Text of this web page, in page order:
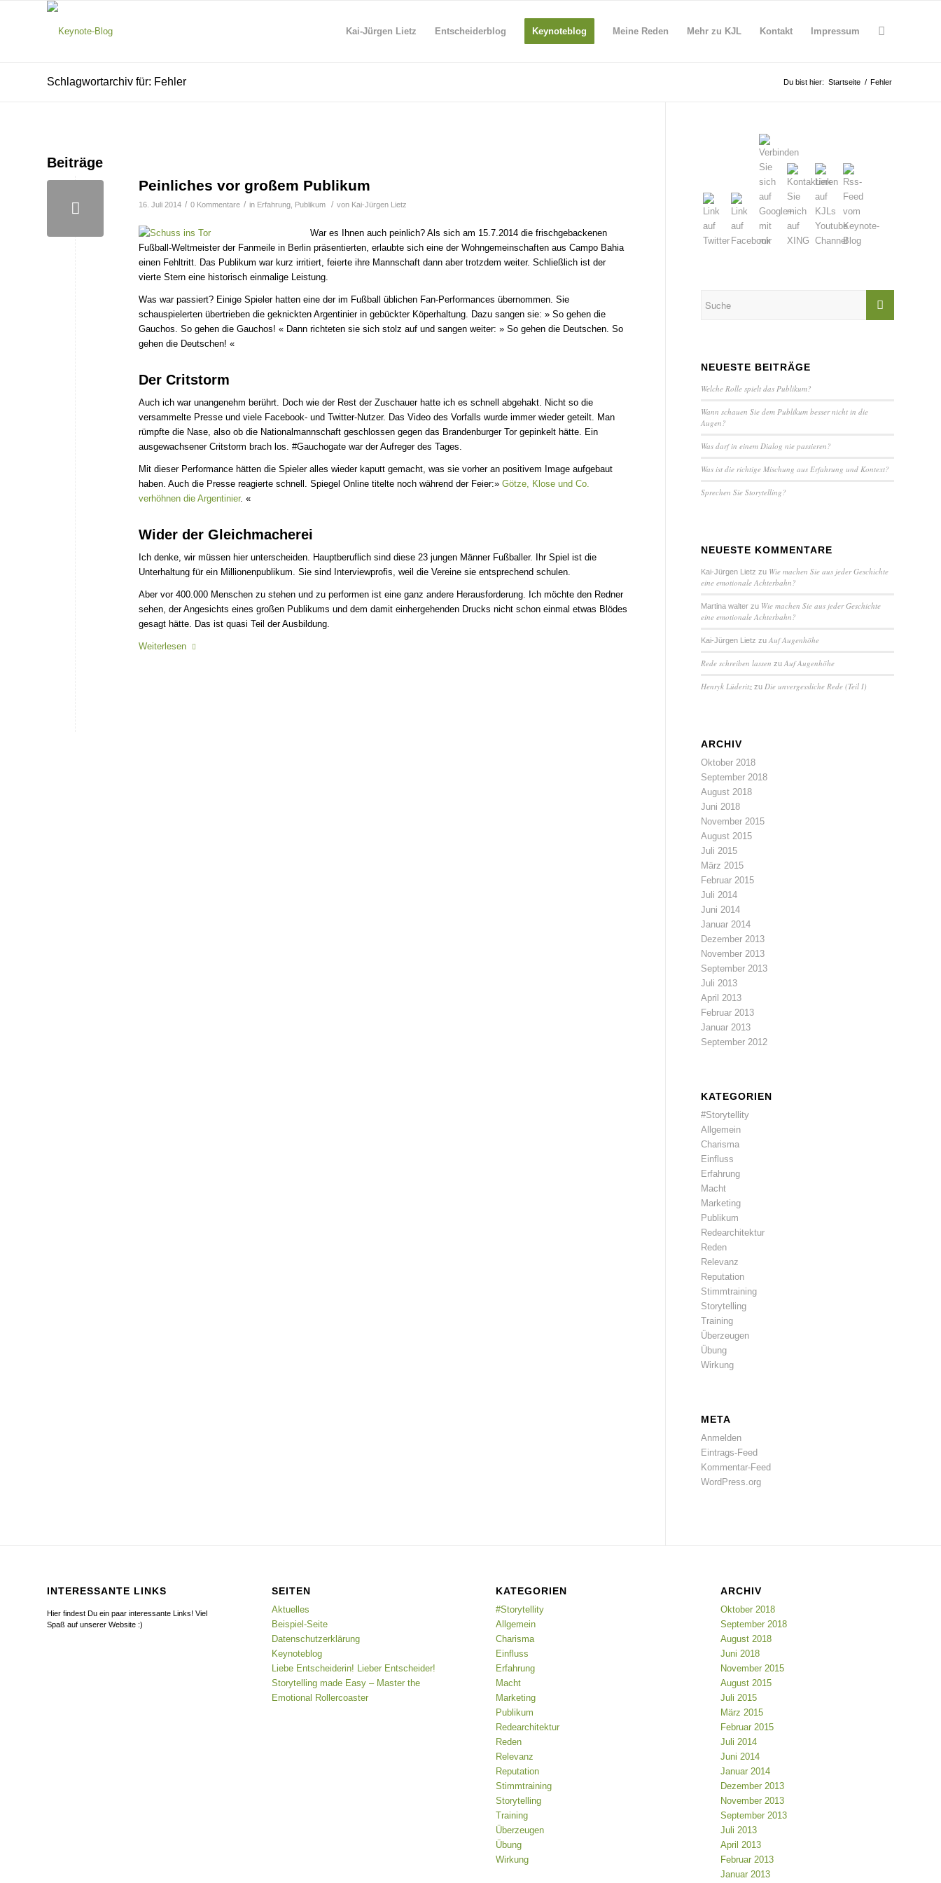
Kai-Jürgen Lietz Entscheiderblog Keynoteblog Meine Reden Mehr zu KJL Kontakt Impressum
Schlagwortarchiv für: Fehler Du bist hier: Startseite / Fehler
Beiträge
Peinliches vor großem Publikum
16. Juli 2014 / 0 Kommentare / in Erfahrung Publikum / von Kai-Jürgen Lietz
War es Ihnen auch peinlich? Als sich am 15.7.2014 die frischgebackenen
Fußball-Weltmeister der Fanmeile in Berlin präsentierten, erlaubte sich eine der Wohngemeinschaften aus Campo Bahia
einen Fehltritt. Das Publikum war kurz irritiert, feierte ihre Mannschaft dann aber trotzdem weiter. Schließlich ist der
vierte Stern eine historisch einmalige Leistung.
Was war passiert? Einige Spieler hatten eine der im Fußball üblichen Fan-Performances übernommen. Sie
schauspielerten übertrieben die geknickten Argentinier in gebückter Köperhaltung. Dazu sangen sie: » So gehen die
Gauchos. So gehen die Gauchos! « Dann richteten sie sich stolz auf und sangen weiter: » So gehen die Deutschen. So
gehen die Deutschen! «
Der Critstorm
Auch ich war unangenehm berührt. Doch wie der Rest der Zuschauer hatte ich es schnell abgehakt. Nicht so die
versammelte Presse und viele Facebook- und Twitter-Nutzer. Das Video des Vorfalls wurde immer wieder geteilt. Man
rümpfte die Nase, also ob die Nationalmannschaft geschlossen gegen das Brandenburger Tor gepinkelt hätte. Ein
ausgewachsener Critstorm brach los. #Gauchogate war der Aufreger des Tages.
Mit dieser Performance hätten die Spieler alles wieder kaputt gemacht, was sie vorher an positivem Image aufgebaut
haben. Auch die Presse reagierte schnell. Spiegel Online titelte noch während der Feier:» Götze, Klose und Co.
verhöhnen die Argentinier. «
Wider der Gleichmacherei
Ich denke, wir müssen hier unterscheiden. Hauptberuflich sind diese 23 jungen Männer Fußballer. Ihr Spiel ist die
Unterhaltung für ein Millionenpublikum. Sie sind Interviewprofis, weil die Vereine sie entsprechend schulen.
Aber vor 400.000 Menschen zu stehen und zu performen ist eine ganz andere Herausforderung. Ich möchte den Redner
sehen, der Angesichts eines großen Publikums und dem damit einhergehenden Drucks nicht schon einmal etwas Blödes
gesagt hätte. Das ist quasi Teil der Ausbildung.
Weiterlesen
NEUESTE BEITRÄGE
Welche Rolle spielt das Publikum?
Wann schauen Sie dem Publikum besser nicht in die
Augen?
Was darf in einem Dialog nie passieren?
Was ist die richtige Mischung aus Erfahrung und Kontext?
Sprechen Sie Storytelling?
NEUESTE KOMMENTARE
Kai-Jürgen Lietz zu Wie machen Sie aus jeder Geschichte
eine emotionale Achterbahn?
Martina walter zu Wie machen Sie aus jeder Geschichte
eine emotionale Achterbahn?
Kai-Jürgen Lietz zuAuf Augenhöhe
Rede schreiben lassen zuAuf Augenhöhe
Henryk Lüderitz zu Die unvergessliche Rede (Teil I)
ARCHIV
Oktober 2018
September 2018
August 2018
Juni 2018
November 2015
August 2015
Juli 2015
März 2015
Februar 2015
Juli 2014
Juni 2014
Januar 2014
Dezember 2013
November 2013
September 2013
Juli 2013
April 2013
Februar 2013
Januar 2013
September 2012
KATEGORIEN
#Storytellity
Allgemein
Charisma
Einfluss
Erfahrung
Macht
Marketing
Publikum
Redearchitektur
Reden
Relevanz
Reputation
Stimmtraining
Storytelling
Training
Überzeugen
Übung
Wirkung
META
Anmelden
Eintrags-Feed
Kommentar-Feed
WordPress.org
INTERESSANTE LINKS
Hier findest Du ein paar interessante Links! Viel
Spaß auf unserer Website :)
SEITEN
Aktuelles
Beispiel-Seite
Datenschutzerklärung
Keynoteblog
Liebe Entscheiderin! Lieber Entscheider!
Storytelling made Easy – Master the
Emotional Rollercoaster
KATEGORIEN
#Storytellity
Allgemein
Charisma
Einfluss
Erfahrung
Macht
Marketing
Publikum
Redearchitektur
Reden
Relevanz
Reputation
Stimmtraining
Storytelling
Training
Überzeugen
Übung
Wirkung
ARCHIV
Oktober 2018
September 2018
August 2018
Juni 2018
November 2015
August 2015
Juli 2015
März 2015
Februar 2015
Juli 2014
Juni 2014
Januar 2014
Dezember 2013
November 2013
September 2013
Juli 2013
April 2013
Februar 2013
Januar 2013